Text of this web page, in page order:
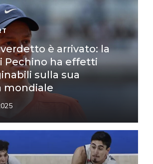
è arrivato: la
Pechino ha effetti
sulla sua
mondiale